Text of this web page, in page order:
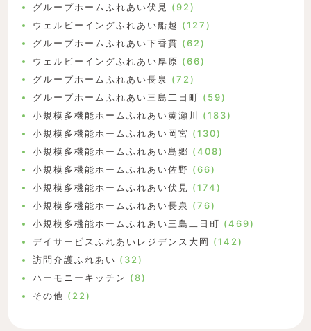
グループホームふれあい伏見
(92)
ウェルビーイングふれあい船越 (127)
グループホームふれあい下香貫 (62)
ウェルビーイングふれあい厚原 (66)
グループホームふれあい長泉 (72)
グループホームふれあい三島二日町 (59)
小規模多機能ホームふれあい黄瀬川
(183)
小規模多機能ホームふれあい岡宮 (130)
小規模多機能ホームふれあい島郷 (408)
小規模多機能ホームふれあい佐野 (66)
小規模多機能ホームふれあい伏見
(174)
小規模多機能ホームふれあい長泉 (76)
小規模多機能ホームふれあい三島二日町 (469)
デイサービスふれあいレジデンス大岡 (142)
訪問介護ふれあい (32)
ハーモニーキッチン (8)
その他 (22)